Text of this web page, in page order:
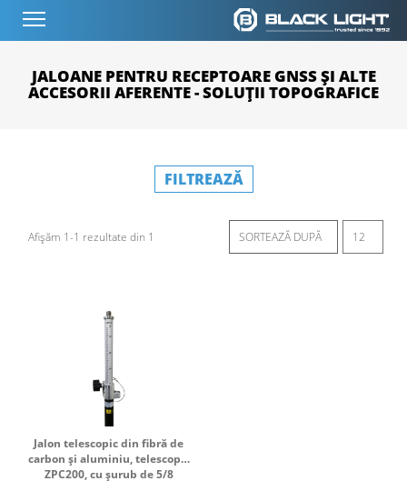
JALOANE PENTRU RECEPTOARE GNSS ȘI ALTE
ACCESORII AFERENTE - SOLUȚII TOPOGRAFICE
FILTREAZĂ
Afișăm 1-1 rezultate din 1
Jalon telescopic din fibră de
carbon și aluminiu, telescopic
ZPC200, cu șurub de 5/8